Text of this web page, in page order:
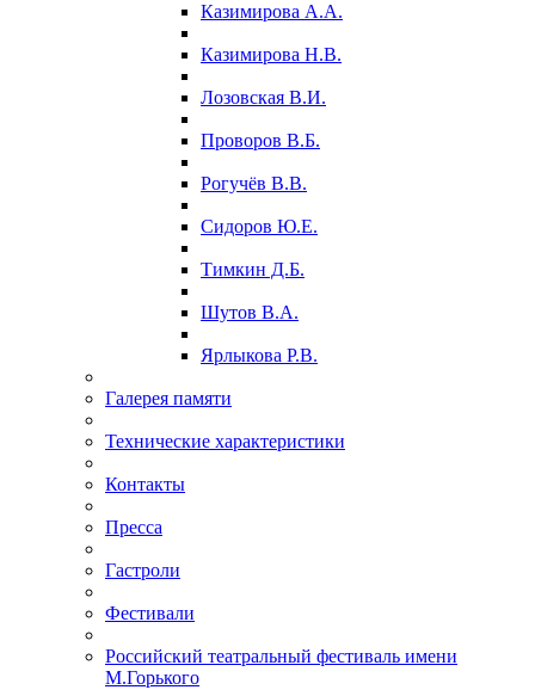
Казимирова А.А.
Казимирова Н.В.
Лозовская В.И.
Проворов В.Б.
Рогучёв В.В.
Сидоров Ю.Е.
Тимкин Д.Б.
Шутов В.А.
Ярлыкова Р.В.
Галерея памяти
Технические характеристики
Контакты
Пресса
Гастроли
Фестивали
Российский театральный фестиваль имени
М.Горького